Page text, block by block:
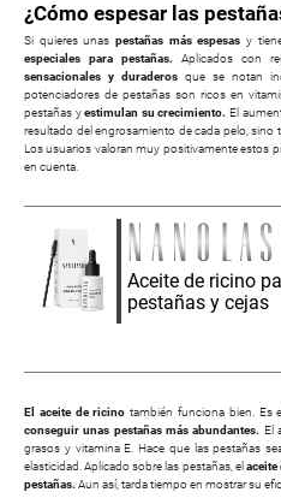
¿Cómo espesar las
Si quieres unaspestañas más espesas y
especiales para pestañas. Aplicados con
sensacionales y duraderos que se notan
potenciadores de pestañas son ricos en
pestañas yestimulan su crecimiento. El
resultado del engrosamiento de cada pelo, sino
Los usuarios valoran muy positivamente estos
en cuenta.
Aceite de ricino
pestañas y cejas
El aceite de ricino también funciona bien. Es
conseguir unas pestañas más abundantes. El
grasos y vitamina E. Hace que las pestañas
elasticidad. Aplicado sobre las pestañas, el aceite
pestañas. Aun así, tarda tiempo en mostrar su